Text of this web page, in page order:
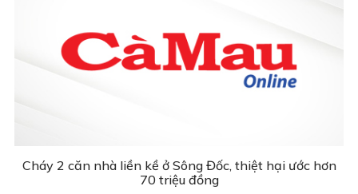
Cháy 2 căn nhà liền kề ở Sông Đốc, thiệt hại ước hơn
70 triệu đồng